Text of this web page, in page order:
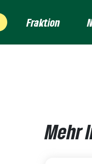
Fraktion
Mehr